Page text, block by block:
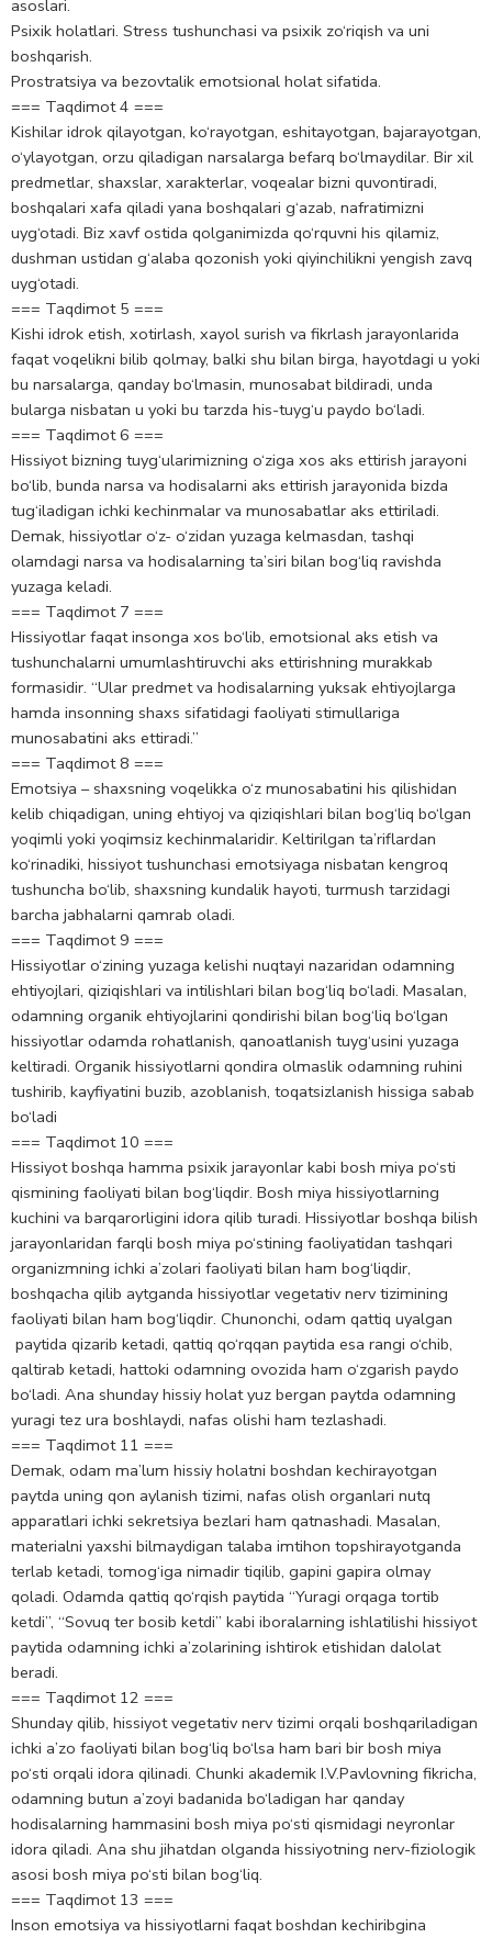
asoslari.
Psixik holatlari. Stress tushunchasi va psixik zo‘riqish va uni
boshqarish.
Prostratsiya va bezovtalik emotsional holat sifatida.
=== Taqdimot 4 ===
Kishilar idrok qilayotgan, ko‘rayotgan, eshitayotgan, bajarayotgan,
o‘ylayotgan, orzu qiladigan narsalarga befarq bo‘lmaydilar. Bir xil
predmetlar, shaxslar, xarakterlar, voqealar bizni quvontiradi,
boshqalari xafa qiladi yana boshqalari g‘azab, nafratimizni
uyg‘otadi. Biz xavf ostida qolganimizda qo‘rquvni his qilamiz,
dushman ustidan g‘alaba qozonish yoki qiyinchilikni yengish zavq
uyg‘otadi.
=== Taqdimot 5 ===
Kishi idrok etish, xotirlash, xayol surish va fikrlash jarayonlarida
faqat voqelikni bilib qolmay, balki shu bilan birga, hayotdagi u yoki
bu narsalarga, qanday bo‘lmasin, munosabat bildiradi, unda
bularga nisbatan u yoki bu tarzda his-tuyg‘u paydo bo‘ladi.
=== Taqdimot 6 ===
Hissiyot bizning tuyg‘ularimizning o‘ziga xos aks ettirish jarayoni
bo‘lib, bunda narsa va hodisalarni aks ettirish jarayonida bizda
tug‘iladigan ichki kechinmalar va munosabatlar aks ettiriladi.
Demak, hissiyotlar o‘z- o‘zidan yuzaga kelmasdan, tashqi
olamdagi narsa va hodisalarning ta’siri bilan bog‘liq ravishda
yuzaga keladi.
=== Taqdimot 7 ===
Hissiyotlar faqat insonga xos bo‘lib, emotsional aks etish va
tushunchalarni umumlashtiruvchi aks ettirishning murakkab
formasidir. “Ular predmet va hodisalarning yuksak ehtiyojlarga
hamda insonning shaxs sifatidagi faoliyati stimullariga
munosabatini aks ettiradi.”
=== Taqdimot 8 ===
Emotsiya – shaxsning voqelikka o‘z munosabatini his qilishidan
kelib chiqadigan, uning ehtiyoj va qiziqishlari bilan bog‘liq bo‘lgan
yoqimli yoki yoqimsiz kechinmalaridir. Keltirilgan ta’riflardan
ko‘rinadiki, hissiyot tushunchasi emotsiyaga nisbatan kengroq
tushuncha bo‘lib, shaxsning kundalik hayoti, turmush tarzidagi
barcha jabhalarni qamrab oladi.
=== Taqdimot 9 ===
Hissiyotlar o‘zining yuzaga kelishi nuqtayi nazaridan odamning
ehtiyojlari, qiziqishlari va intilishlari bilan bog‘liq bo‘ladi. Masalan,
odamning organik ehtiyojlarini qondirishi bilan bog‘liq bo‘lgan
hissiyotlar odamda rohatlanish, qanoatlanish tuyg‘usini yuzaga
keltiradi. Organik hissiyotlarni qondira olmaslik odamning ruhini
tushirib, kayfiyatini buzib, azoblanish, toqatsizlanish hissiga sabab
bo‘ladi
=== Taqdimot 10 ===
Hissiyot boshqa hamma psixik jarayonlar kabi bosh miya po‘sti
qismining faoliyati bilan bog‘liqdir. Bosh miya hissiyotlarning
kuchini va barqarorligini idora qilib turadi. Hissiyotlar boshqa bilish
jarayonlaridan farqli bosh miya po‘stining faoliyatidan tashqari
organizmning ichki a’zolari faoliyati bilan ham bog‘liqdir,
boshqacha qilib aytganda hissiyotlar vegetativ nerv tizimining
faoliyati bilan ham bog‘liqdir. Chunonchi, odam qattiq uyalgan
paytida qizarib ketadi, qattiq qo‘rqqan paytida esa rangi o‘chib,
qaltirab ketadi, hattoki odamning ovozida ham o‘zgarish paydo
bo‘ladi. Ana shunday hissiy holat yuz bergan paytda odamning
yuragi tez ura boshlaydi, nafas olishi ham tezlashadi.
=== Taqdimot 11 ===
Demak, odam ma’lum hissiy holatni boshdan kechirayotgan
paytda uning qon aylanish tizimi, nafas olish organlari nutq
apparatlari ichki sekretsiya bezlari ham qatnashadi. Masalan,
materialni yaxshi bilmaydigan talaba imtihon topshirayotganda
terlab ketadi, tomog‘iga nimadir tiqilib, gapini gapira olmay
qoladi. Odamda qattiq qo‘rqish paytida “Yuragi orqaga tortib
ketdi”, “Sovuq ter bosib ketdi” kabi iboralarning ishlatilishi hissiyot
paytida odamning ichki a’zolarining ishtirok etishidan dalolat
beradi.
=== Taqdimot 12 ===
Shunday qilib, hissiyot vegetativ nerv tizimi orqali boshqariladigan
ichki a’zo faoliyati bilan bog‘liq bo‘lsa ham bari bir bosh miya
po‘sti orqali idora qilinadi. Chunki akademik I.V.Pavlovning fikricha,
odamning butun a’zoyi badanida bo‘ladigan har qanday
hodisalarning hammasini bosh miya po‘sti qismidagi neyronlar
idora qiladi. Ana shu jihatdan olganda hissiyotning nerv-fiziologik
asosi bosh miya po‘sti bilan bog‘liq.
=== Taqdimot 13 ===
Inson emotsiya va hissiyotlarni faqat boshdan kechiribgina